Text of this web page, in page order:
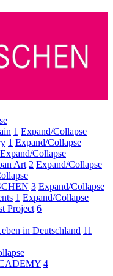
1 Expand/Collapse
1 Expand/Collapse
Expand/Collapse
Art 2 Expand/Collapse
3 Expand/Collapse
1 Expand/Collapse
Project 6
in Deutschland 11
4